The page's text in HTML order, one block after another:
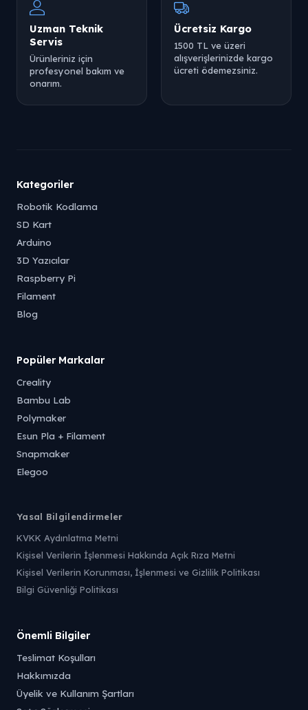
Uzman Teknik
Servis
Ürünleriniz için
profesyonel bakım ve
onarım.
Ücretsiz Kargo
1500 TL ve üzeri
alışverişlerinizde kargo
ücreti ödemezsiniz.
Kategoriler
Robotik Kodlama
SD Kart
Arduino
3D Yazıcılar
Raspberry Pi
Filament
Blog
Popüler Markalar
Creality
Bambu Lab
Polymaker
Esun Pla + Filament
Snapmaker
Elegoo
Yasal Bilgilendirmeler
KVKK Aydınlatma Metni
Kişisel Verilerin İşlenmesi Hakkında Açık Rıza Metni
Kişisel Verilerin Korunması, İşlenmesi ve Gizlilik Politikası
Bilgi Güvenliği Politikası
Önemli Bilgiler
Teslimat Koşulları
Hakkımızda
Üyelik ve Kullanım Şartları